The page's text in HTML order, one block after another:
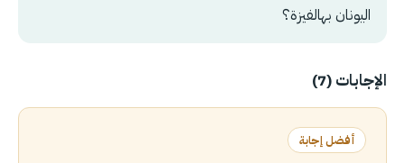
اليونان بهالفيزة؟
الإجابات (7)
أفضل إجابة